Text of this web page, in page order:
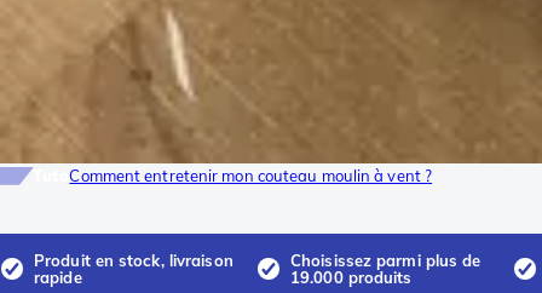
TutoComment entretenir mon couteau moulin à vent ?
Produit en stock, livraison
rapide
Choisissez parmi plus de
19.000 produits